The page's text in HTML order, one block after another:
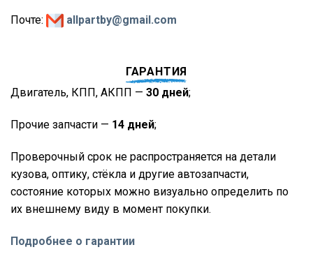
Почте: allpartby@gmail.com
ГАРАНТИЯ
Двигатель, КПП, АКПП — 30 дней;
Прочие запчасти — 14 дней;
Проверочный срок не распространяется на детали
кузова, оптику, стёкла и другие автозапчасти,
состояние которых можно визуально определить по
их внешнему виду в момент покупки.
Подробнее о гарантии